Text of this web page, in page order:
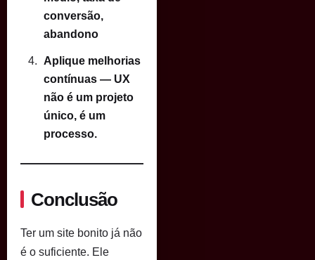
conversão,
abandono
Aplique melhorias
contínuas — UX
não é um projeto
único, é um
processo.
Conclusão
Ter um site bonito já não
é o suficiente. Ele